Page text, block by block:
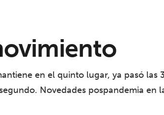
en el quinto lugar, ya pasó las
Novedades pospandemia en